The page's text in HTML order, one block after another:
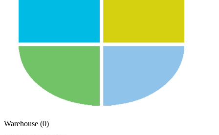
Warehouse (0)